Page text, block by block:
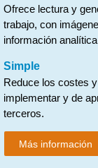
Ofrece lectura y
trabajo, con
información
Simple
Reduce los costes
implementar y de
terceros.
Más información